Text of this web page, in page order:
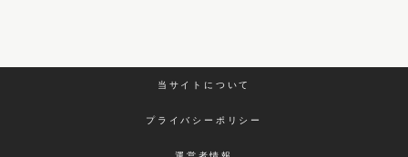
当サイトについて
プライバシーポリシー